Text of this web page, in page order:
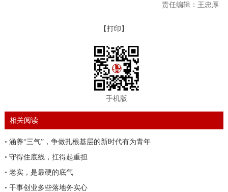
责任编辑：王忠厚
【打印】
手机版
相关阅读
• 涵养“三气”，争做扎根基层的新时代有为青年
• 守得住底线，扛得起重担
• 老实，是最硬的底气
• 干事创业多些落地务实心